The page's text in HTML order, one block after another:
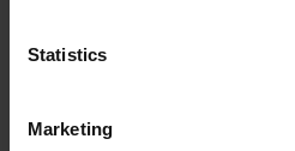
Statistics
Marketing